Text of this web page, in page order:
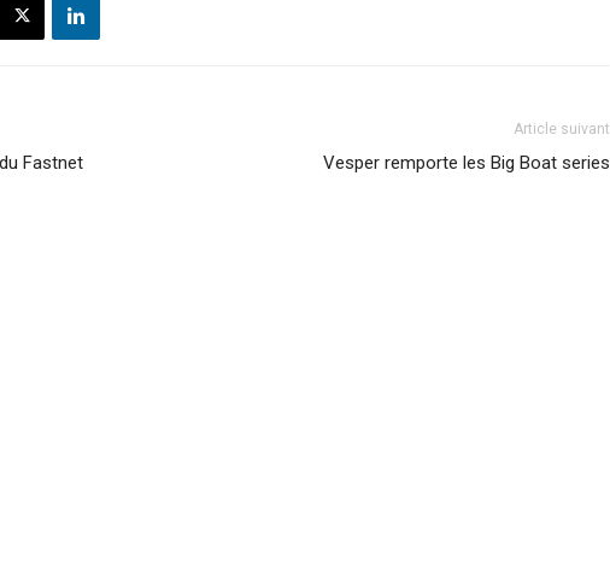
Fastnet
Article suivant
Vesper remporte les Big Boat series